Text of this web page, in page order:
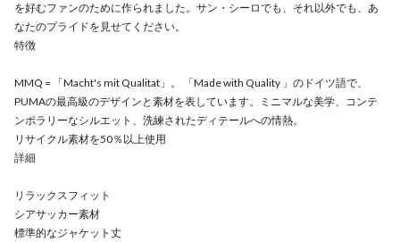
を好むファンのために作られました。サン・シーロでも、それ以外でも、あ
なたのプライドを見せてください。
特徴
MMQ = 「Macht's mit Qualitat」。 「Made with Quality 」のドイツ語で、
PUMAの最高級のデザインと素材を表しています。ミニマルな美学、コンテ
ンポラリーなシルエット、洗練されたディテールへの情熱。
リサイクル素材を50％以上使用
詳細
リラックスフィット
シアサッカー素材
標準的なジャケット丈